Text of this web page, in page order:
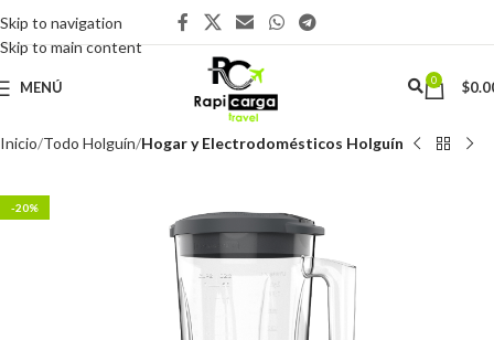
Skip to navigation
Skip to main content
MENÚ 0 $
Inicio Todo Holguín Hogar y Electrodomésticos Holguín
-20%